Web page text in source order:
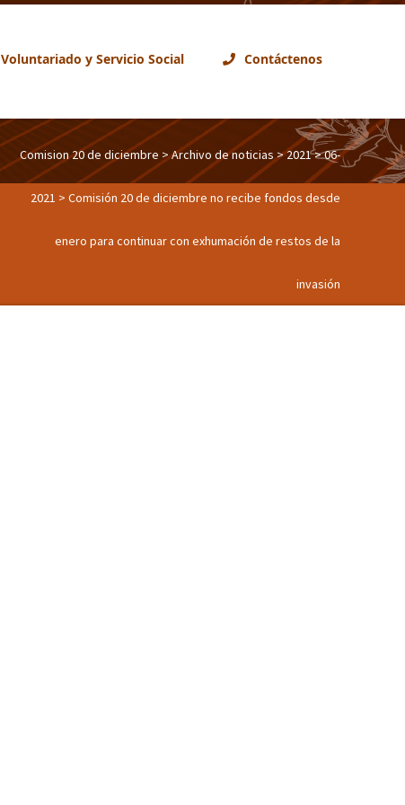
Voluntariado y Servicio Social Contáctenos
Comision 20 de diciembre >Archivo de noticias>2021>06-
2021 > Comisión 20 de diciembre no recibe fondos desde
enero para continuar con exhumación de restos de la
invasión